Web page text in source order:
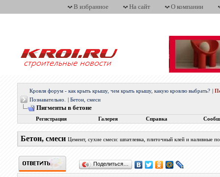
В избранное На сайт О компании
Кровля форум - как крыть крышу, чем крыть крышу, какую кровлю выбрать?
Познавательно.
Бетон, смеси
Пигменты в бетоне
Регистрация Галерея Справка
Бетон, смеси Цемент, сухие смеси: шпатлевка, плиточный клей и наливные
Поделиться…